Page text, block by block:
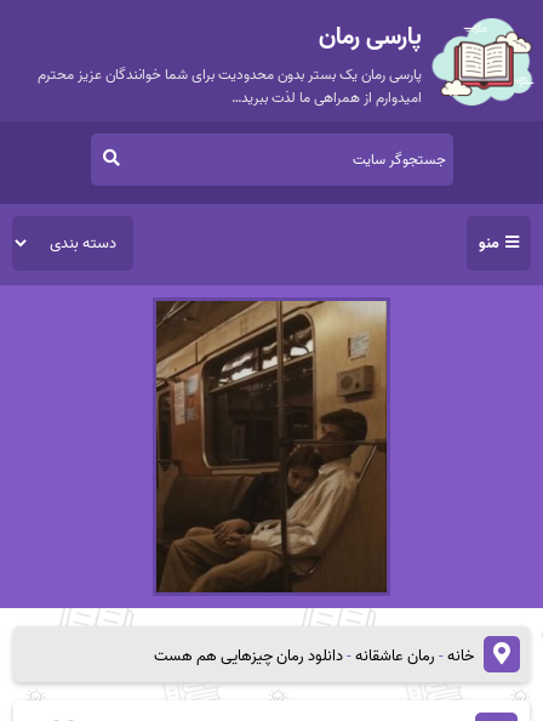
پارسی رمان
پارسی رمان یک بستر بدون محدودیت برای شما خوانندگان عزیز محترم
امیدوارم از همراهی ما لذت ببرید…
منو
خانه-رمان عاشقانه-دانلود رمان چیزهایی هم هست